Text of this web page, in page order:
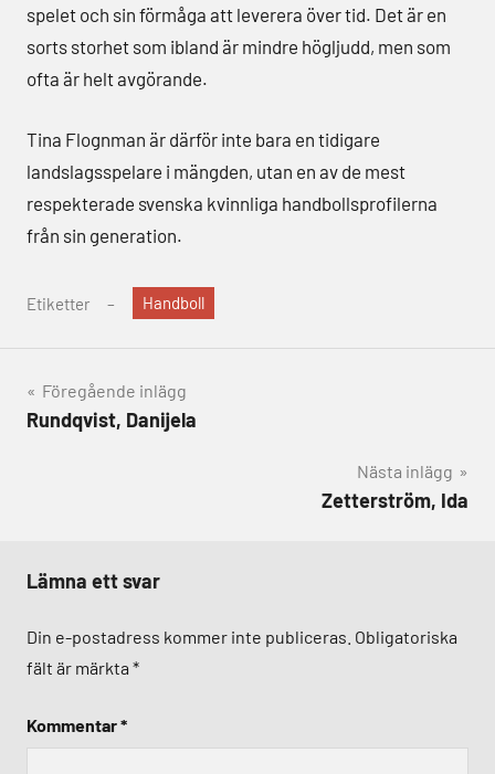
spelet och sin förmåga att leverera över tid. Det är en
sorts storhet som ibland är mindre högljudd, men som
ofta är helt avgörande.
Tina Flognman är därför inte bara en tidigare
landslagsspelare i mängden, utan en av de mest
respekterade svenska kvinnliga handbollsprofilerna
från sin generation.
Etiketter Handboll
Inläggsnavigering
Föregående inlägg
Rundqvist, Danijela
Nästa inlägg
Zetterström, Ida
Lämna ett svar
Din e-postadress kommer inte publiceras. Obligatoriska
fält är märkta *
Kommentar*